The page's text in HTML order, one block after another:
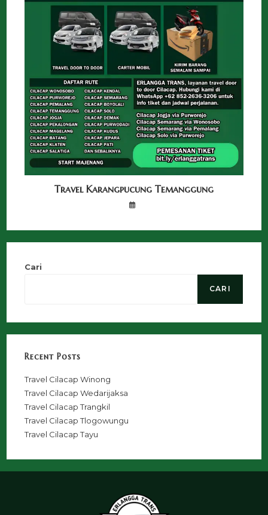
Travel Karangpucung Temanggung
Cari
CARI
Recent Posts
Travel Cilacap Winong
Travel Cilacap Wedarijaksa
Travel Cilacap Trangkil
Travel Cilacap Tlogowungu
Travel Cilacap Tayu